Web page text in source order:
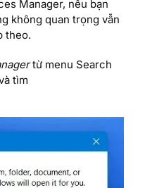
Manager, nếu bạn
không quan trọng vẫn
theo.
từ menu Search
tìm